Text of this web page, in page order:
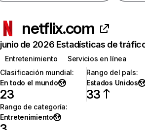
netflix.com
junio de 2026 Estadísticas de
Entretenimiento
Servicios en línea
Clasificación mundial:
En todo el mundo
23
Rango del país:
Estados Unidos
33
Rango de categoría:
Entretenimiento